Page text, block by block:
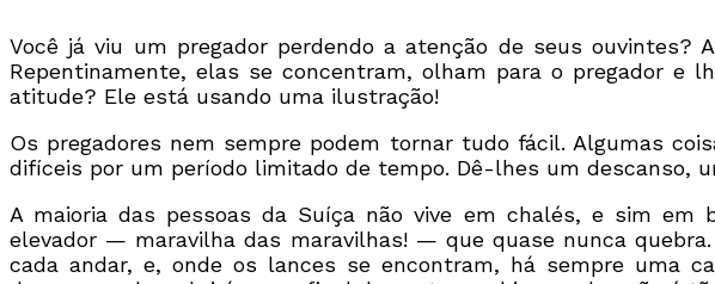
Você já viu um pregador perdendo a atenção de seus
Repentinamente, elas se concentram, olham para o pregador e
atitude? Ele está usando uma ilustração!
Os pregadores nem sempre podem tornar tudo fácil. Algumas
difíceis por um período limitado de tempo. Dê-lhes um descanso,
A maioria das pessoas da Suíça não vive em chalés, e sim
elevador — maravilha das maravilhas! — que quase nunca
cada andar, e, onde os lances se encontram, há sempre uma